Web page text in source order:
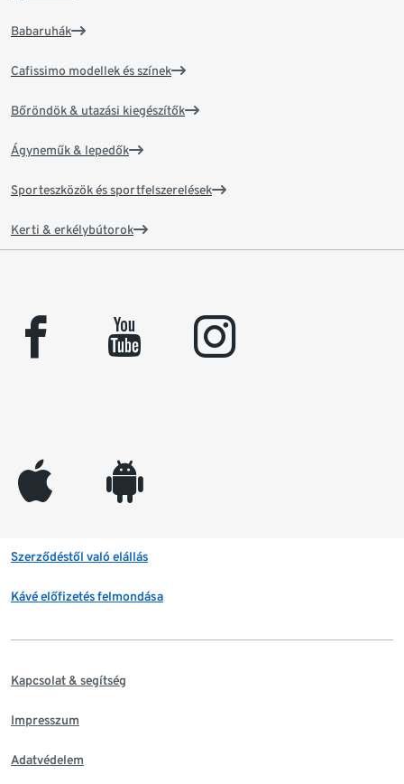
Babaruhák
Cafissimo modellek és színek
Bőröndök & utazási kiegészítők
Ágyneműk & lepedők
Sporteszközök és sportfelszerelések
Kerti & erkélybútorok
facebook youtube instagram
appleinc android
Szerződéstől való elállás
Kávé előfizetés felmondása
Kapcsolat & segítség
Impresszum
Adatvédelem